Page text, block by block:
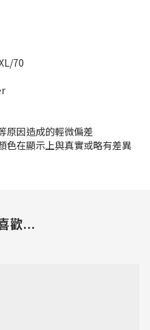
70
原因造成的輕微偏差
色在顯示上與真實或略有差異
歡...